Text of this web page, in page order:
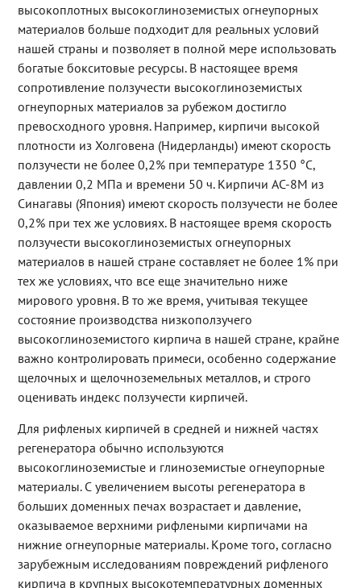
высокоплотных высокоглиноземистых огнеупорных
материалов больше подходит для реальных условий
нашей страны и позволяет в полной мере использовать
богатые бокситовые ресурсы. В настоящее время
сопротивление ползучести высокоглиноземистых
огнеупорных материалов за рубежом достигло
превосходного уровня. Например, кирпичи высокой
плотности из Холговена (Нидерланды) имеют скорость
ползучести не более 0,2% при температуре 1350 °C,
давлении 0,2 МПа и времени 50 ч. Кирпичи AC-8M из
Синагавы (Япония) имеют скорость ползучести не более
0,2% при тех же условиях. В настоящее время скорость
ползучести высокоглиноземистых огнеупорных
материалов в нашей стране составляет не более 1% при
тех же условиях, что все еще значительно ниже
мирового уровня. В то же время, учитывая текущее
состояние производства низкоползучего
высокоглиноземистого кирпича в нашей стране, крайне
важно контролировать примеси, особенно содержание
щелочных и щелочноземельных металлов, и строго
оценивать индекс ползучести кирпичей.
Для рифленых кирпичей в средней и нижней частях
регенератора обычно используются
высокоглиноземистые и глиноземистые огнеупорные
материалы. С увеличением высоты регенератора в
больших доменных печах возрастает и давление,
оказываемое верхними рифлеными кирпичами на
нижние огнеупорные материалы. Кроме того, согласно
зарубежным исследованиям повреждений рифленого
кирпича в крупных высокотемпературных доменных